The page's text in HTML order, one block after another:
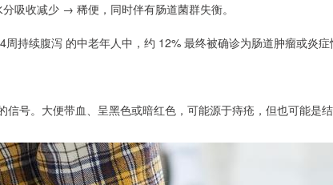
吸收减少 → 稀便，同时伴有肠道菌群失衡。
持续腹泻 的中老年人中，约 12% 最终被确诊为肠道肿瘤或炎症
号。大便带血、呈黑色或暗红色，可能源于痔疮，但也可能是结